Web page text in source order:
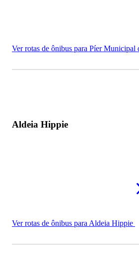
Ver rotas de ônibus para Píer Municipal
Aldeia Hippie
Ver rotas de ônibus para Aldeia Hippie